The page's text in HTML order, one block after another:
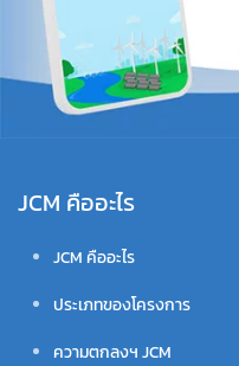
JCM คืออะไร
JCM คืออะไร
ประเภทของโครงการ
ความตกลงฯ JCM